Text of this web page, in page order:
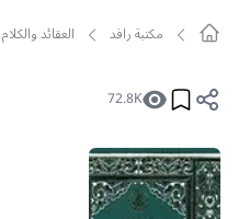
مکتبة رافد العقائد والكلام
72.8K